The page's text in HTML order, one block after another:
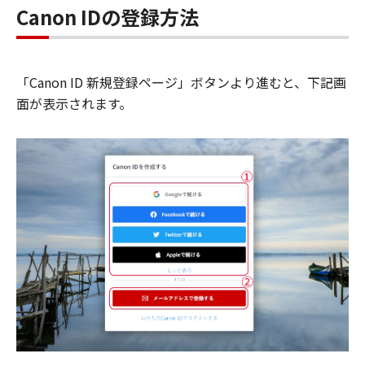
Canon IDの登録方法
「Canon ID 新規登録ページ」ボタンより進むと、下記画
面が表示されます。